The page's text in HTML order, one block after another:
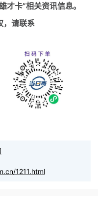
才卡”相关资讯信息。
，请联系
1211.html